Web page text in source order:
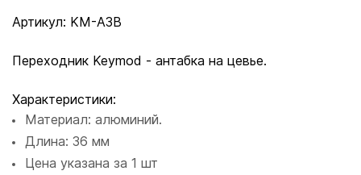
Артикул: KM-A3B
Переходник Keymod - антабка на цевье.
Характеристики:
Материал: алюминий.
Длина: 36 мм
Цена указана за 1 шт